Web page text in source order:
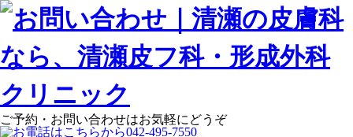
ご予約・お問い合わせはお気軽にどうぞ